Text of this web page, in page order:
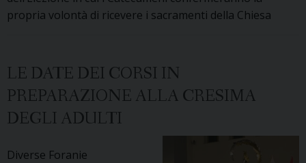
propria volontà di ricevere i sacramenti della Chiesa
LE DATE DEI CORSI IN
PREPARAZIONE ALLA CRESIMA
DEGLI ADULTI
Diverse Foranie